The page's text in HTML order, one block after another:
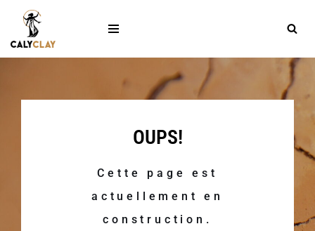
Aller
OUPS!
Cette page est
actuellement en
construction.